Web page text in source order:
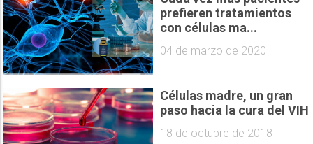
prefieren tratamientos
con células ma...
04 de marzo de 2020
Células madre, un gran
paso hacia la cura del VIH
18 de octubre de 2018